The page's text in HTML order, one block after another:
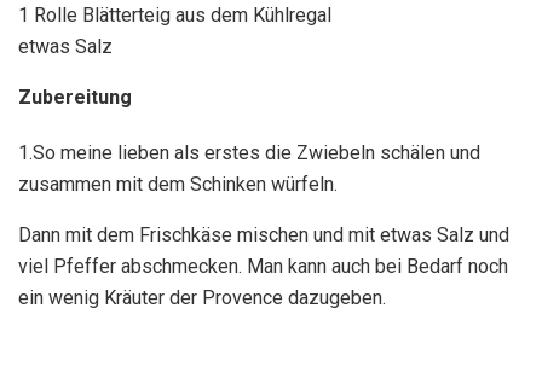
1 Rolle Blätterteig aus dem Kühlregal
etwas Salz
Zubereitung
1.So meine lieben als erstes die Zwiebeln schälen und
zusammen mit dem Schinken würfeln.
Dann mit dem Frischkäse mischen und mit etwas Salz und
viel Pfeffer abschmecken. Man kann auch bei Bedarf noch
ein wenig Kräuter der Provence dazugeben.